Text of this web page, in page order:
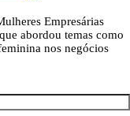
Empresárias
abordou temas como
nos negócios